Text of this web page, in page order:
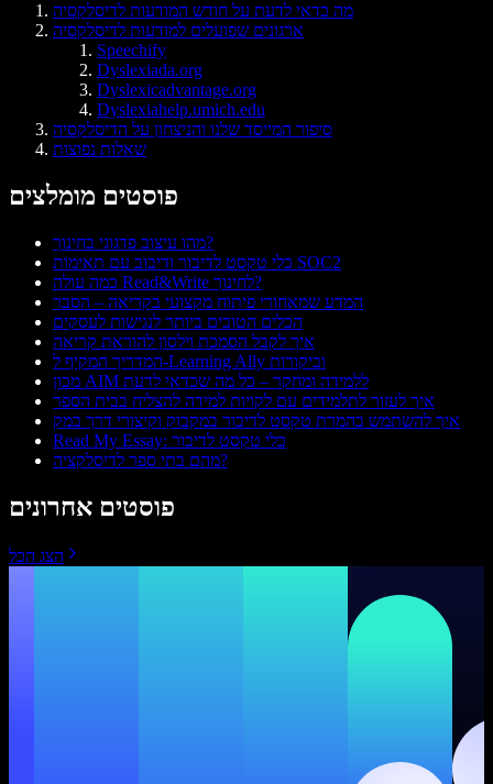
מה כדאי לדעת על חודש המודעות לדיסלקסיה
ארגונים שפועלים למודעות לדיסלקסיה
Speechify
Dyslexiada.org
Dyslexicadvantage.org
Dyslexiahelp.umich.edu
סיפור המייסד שלנו והניצחון על הדיסלקסיה
שאלות נפוצות
פוסטים מומלצים
מהו עיצוב פדגוגי בחינוך?
כלי טקסט לדיבור ודיבוב עם תאימות SOC2
כמה עולה Read&Write לחינוך?
המדע שמאחורי פיתוח מקצועי בקריאה – הסבר
הכלים הטובים ביותר לנגישות לעסקים
איך לקבל הסמכת וילסון להוראת קריאה
המדריך המקיף ל-Learning Ally וביקורות
מכון AIM ללמידה ומחקר – כל מה שכדאי לדעת
איך לעזור לתלמידים עם לקויות למידה להצליח בבית הספר
איך להשתמש בהמרת טקסט לדיבור במקבוק וקיצורי דרך במק
Read My Essay: כלי טקסט לדיבור
מהם בתי ספר לדיסלקציה?
פוסטים אחרונים
הצג הכל